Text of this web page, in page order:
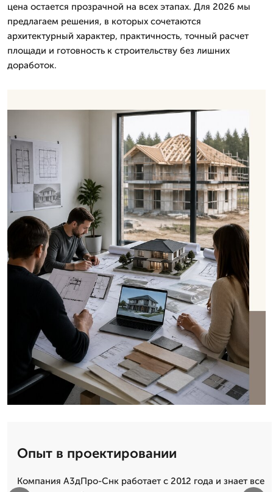
цена остается прозрачной на всех этапах. Для 2026 мы
предлагаем решения, в которых сочетаются
архитектурный характер, практичность, точный расчет
площади и готовность к строительству без лишних
доработок.
Опыт в проектировании
Компания А3дПро-Снк работает с 2012 года и знает все